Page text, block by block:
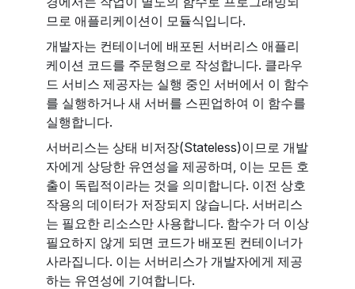
므로 애플리케이션이 모듈식입니다.
개발자는 컨테이너에 배포된 서버리스 애플리
케이션 코드를 주문형으로 작성합니다. 클라우
드 서비스 제공자는 실행 중인 서버에서 이 함수
를 실행하거나 새 서버를 스핀업하여 이 함수를
실행합니다.
서버리스는 상태 비저장(Stateless)이므로 개발
자에게 상당한 유연성을 제공하며, 이는 모든 호
출이 독립적이라는 것을 의미합니다. 이전 상호
작용의 데이터가 저장되지 않습니다. 서버리스
는 필요한 리소스만 사용합니다. 함수가 더 이상
필요하지 않게 되면 코드가 배포된 컨테이너가
사라집니다. 이는 서버리스가 개발자에게 제공
하는 유연성에 기여합니다.